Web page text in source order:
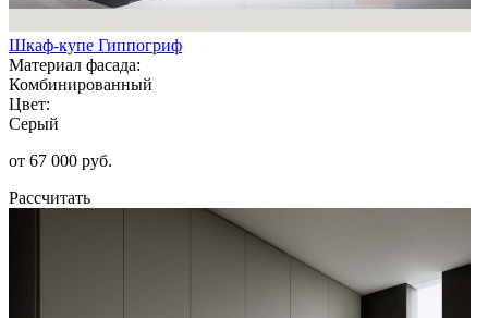
Шкаф-купе Гиппогриф
Материал фасада:
Комбинированный
Цвет:
Серый
от 67 000 руб.
Рассчитать